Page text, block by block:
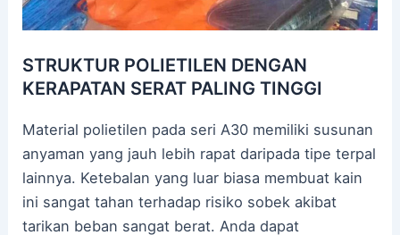
STRUKTUR POLIETILEN DENGAN
KERAPATAN SERAT PALING TINGGI
Material polietilen pada seri A30 memiliki susunan
anyaman yang jauh lebih rapat daripada tipe terpal
lainnya. Ketebalan yang luar biasa membuat kain
ini sangat tahan terhadap risiko sobek akibat
tarikan beban sangat berat. Anda dapat